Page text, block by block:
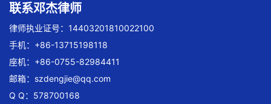
联系邓杰律师
律师执业证号：14403201810022100
手机：+86-13715198118
座机：+86-0755-82984411
邮箱： szdengjie@qq.com
Q Q：578700168